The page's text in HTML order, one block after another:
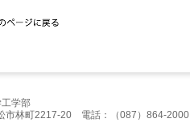
学部
林町2217-20 電話：（087）864-2000